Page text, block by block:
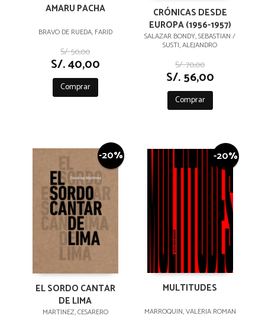
AMARU PACHA
BRAVO DE RUEDA, FARID
S/. 50,00
S/. 40,00
Comprar
CRÓNICAS DESDE
EUROPA (1956-1957)
SALAZAR BONDY, SEBASTIAN /
SUSTI, ALEJANDRO
S/. 70,00
S/. 56,00
Comprar
-20%
EL SORDO CANTAR
DE LIMA
MARTINEZ, CESARERO
-20%
MULTITUDES
MARROQUIN, VALERIA ROMAN